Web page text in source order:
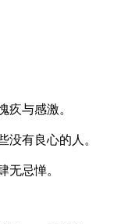
疚与感激。
没有良心的人。
无忌惮。